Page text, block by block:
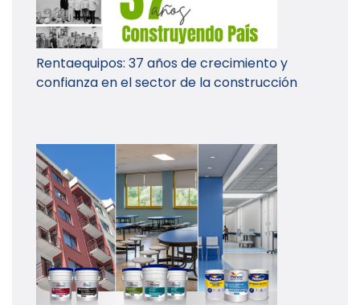
Rentaequipos: 37 años de crecimiento y
confianza en el sector de la construcción